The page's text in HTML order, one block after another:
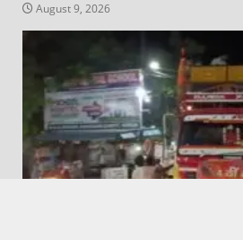
August 9, 2026